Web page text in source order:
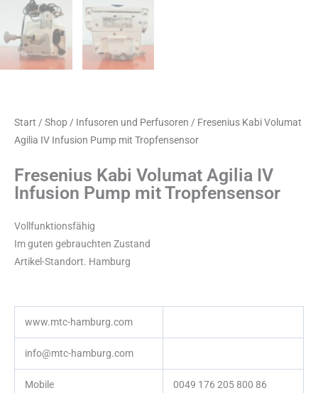
Start / Shop / Infusoren und Perfusoren / Fresenius Kabi Volumat
Agilia IV Infusion Pump mit Tropfensensor
Fresenius Kabi Volumat Agilia IV
Infusion Pump mit Tropfensensor
Vollfunktionsfähig
Im guten gebrauchten Zustand
Artikel-Standort. Hamburg
www.mtc-hamburg.com
info@mtc-hamburg.com
Mobile 0049 176 205 800 86